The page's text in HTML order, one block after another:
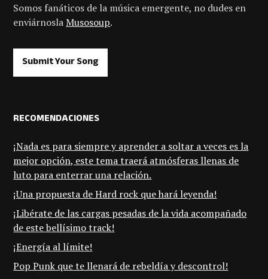
Somos fanáticos de la música emergente, no dudes en
enviárnoslaMusosoup.
Submit Your Song
RECOMENDACIONES
¡Nada es para siempre y aprender a soltar a veces es la
mejor opción, este tema traerá atmósferas llenas de
luto para enterrar una relación.
¡Una propuesta de Hard rock que hará leyenda!
¡Libérate de las cargas pesadas de la vida acompañado
de este bellísimo track!
¡Energía al límite!
Pop Punk que te llenará de rebeldía y descontrol!